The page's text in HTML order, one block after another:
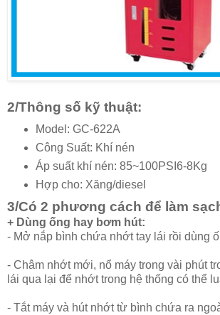
2/Thông số kỹ thuật:
Model: GC-622A
Công Suất: Khí nén
Áp suất khí nén: 85~100PSI6-8Kg
Hợp cho: Xăng/diesel
3/Có 2 phương cách để làm
+ Dùng ống hay bơm hút:
- Mở nắp bình chứa nhớt tay lái rồi dùng
- Châm nhớt mới, nổ máy trong vài phút
lái qua lại để nhớt trong hệ thống có thể
- Tắt máy và hút nhớt từ bình chứa ra